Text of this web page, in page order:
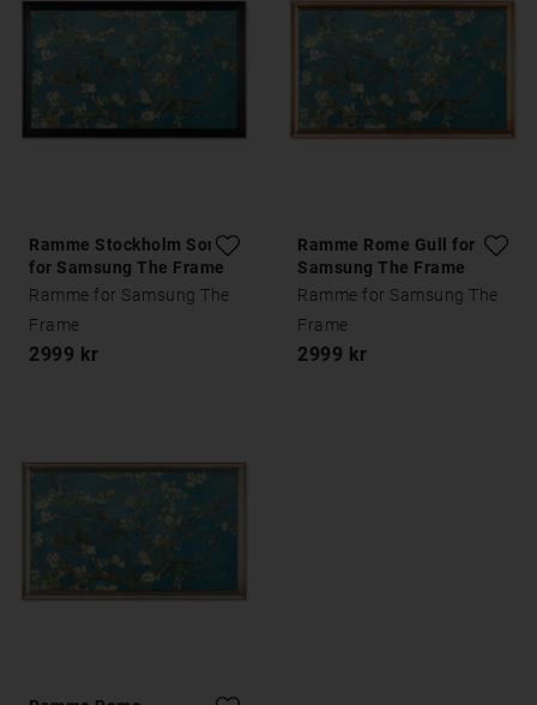
Ramme Stockholm Sort
for Samsung The Frame
Ramme for Samsung The
Frame
2999 kr
Ramme Rome Gull for
Samsung The Frame
Ramme for Samsung The
Frame
2999 kr